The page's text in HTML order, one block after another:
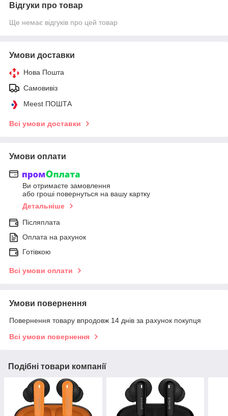
Відгуки про товар
Ще немає відгуків про цей товар
Умови доставки
Нова Пошта
Самовивіз
Meest ПОШТА
Всі умови доставки
Умови оплати
Ви отримаєте замовлення
або гроші повернуться на вашу картку
Детальніше
Післяплата
Оплата на рахунок
Готівкою
Всі умови оплати
Умови повернення
Повернення товару впродовж 14 днів за рахунок покупця
Всі умови повернення
Подібні товари компанії